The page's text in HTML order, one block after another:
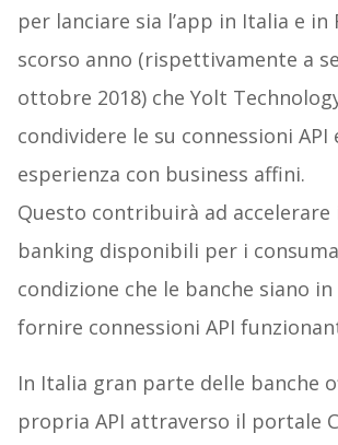
per lanciare sia l’app in Italia e in
scorso anno (rispettivamente a
ottobre 2018) che Yolt
condividere le su connessioni API
esperienza con business affini.
Questo contribuirà ad accelerare
banking disponibili per i
condizione che le banche siano
fornire connessioni API
In Italia gran parte delle banche
propria API attraverso il portale